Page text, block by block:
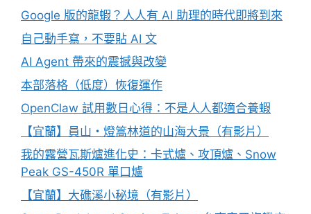
Google 版的龍蝦？人人有 AI 助理的時代即將到來
自己動手寫，不要貼 AI 文
AI Agent 帶來的震撼與改變
本部落格（低度）恢復運作
OpenClaw 試用數日心得：不是人人都適合養蝦
【宜蘭】員山・燈篙林道的山海大景（有影片）
我的露營瓦斯爐進化史：卡式爐、攻頂爐、Snow
Peak GS-450R 單口爐
【宜蘭】大礁溪小秘境（有影片）